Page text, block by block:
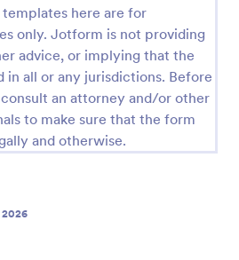
here are for
only. Jotform is not providing
advice, or implying that the
in all or any jurisdictions. Before
an attorney and/or other
to make sure that the form
and otherwise.
2026
zmień tło i dodaj logo
informacje integrując
jak Slack,
Drive lub Salesforce CRM.
formularzowi Raportu
efektywnie zbierać informacje
— bez dodatkowej
codziennych spotkań.